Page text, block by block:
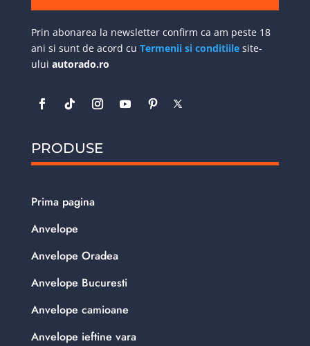
Prin abonarea la newsletter confirm ca am peste 18
ani si sunt de acord cu Termenii si conditiilesite-
ului autorado.ro
PRODUSE
Prima pagina
Anvelope
Anvelope Oradea
Anvelope Bucuresti
Anvelope camioane
Anvelope ieftine vara